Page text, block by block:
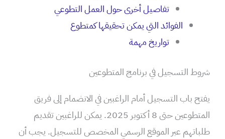
تفاصيل أخرى حول العمل التطوعي
الفوائد التي يمكن تحقيقها كمتطوع
تواريخ مهمة
شروط التسجيل في برنامج المتطوعين
يفتح باب التسجيل أمام الراغبين في الانضمام إلى فريق
المتطوعين حتى 8 أكتوبر 2025. يمكن للراغبين تقديم
طلباتهم عبر الموقع الرسمي المخصص للتسجيل. يجب أن